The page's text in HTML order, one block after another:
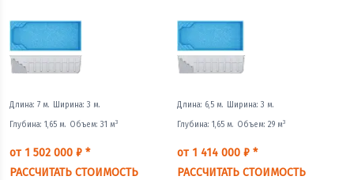
Длина: 7 м. Ширина: 3 м.
Глубина: 1,65 м. Объем: 31 м3
от 1 502 000 ₽ *
РАССЧИТАТЬ СТОИМОСТЬ
Длина: 6,5 м. Ширина: 3 м.
Глубина: 1,65 м. Объем: 29 м3
от 1 414 000 ₽ *
РАССЧИТАТЬ СТОИМОСТЬ